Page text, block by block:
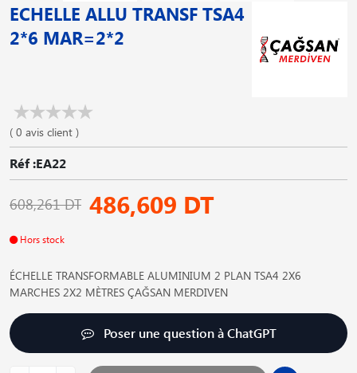
ECHELLE ALLU TRANSF TSA4
2*6 MAR=2*2
( 0 avis client )
Réf :EA22
608,261 DT 486,609 DT
Hors stock
ÉCHELLE TRANSFORMABLE ALUMINIUM 2 PLAN TSA4 2X6
MARCHES 2X2 MÈTRES ÇAĞSAN MERDIVEN
Poser une question à ChatGPT